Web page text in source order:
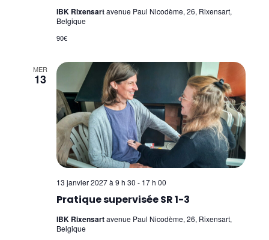
IBK Rixensartavenue Paul Nicodème, 26, Rixensart,
Belgique
90€
MER
13
Pratique supervisée SR 1-3
13 janvier 2027 à 9 h 30 - 17 h 00
IBK Rixensartavenue Paul Nicodème, 26, Rixensart,
Belgique